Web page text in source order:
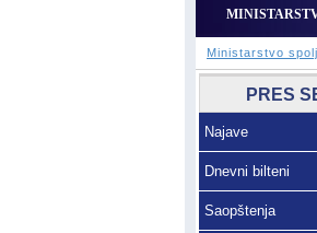
Ministarstvo
PRES
Najave
Dnevni bilteni
Saopštenja